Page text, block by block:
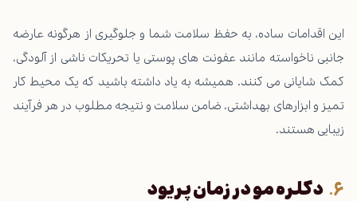
این اقدامات ساده، به حفظ سلامت شما و جلوگیری از هرگونه عارضه
جانبی ناخواسته مانند عفونت های پوستی یا تحریکات ناشی از آلودگی،
کمک شایانی می کنند. همیشه به یاد داشته باشید که یک محیط کار
تمیز و ابزارهای بهداشتی، ضامن سلامت و نتیجه مطلوب در هر فرآیند
زیبایی هستند.
دکلره مو در زمان پریود